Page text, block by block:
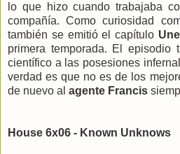
lo que hizo cuando trabajaba
compañía. Como curiosidad
también se emitió el capítulo
primera temporada. El episodio
científico a las posesiones
verdad es que no es de los
de nuevo al agente Francis
House 6x06 - Known Unknows